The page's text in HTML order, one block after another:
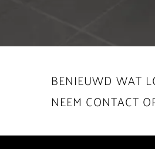
BENIEUWD WAT
NEEM CONTACT